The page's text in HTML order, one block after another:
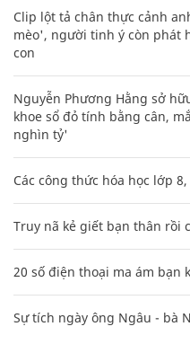
Clip lột tả chân thực cảnh
mèo', người tinh ý còn phát
con
Nguyễn Phương Hằng sở
khoe sổ đỏ tính bằng cân,
nghìn tỷ'
Các công thức hóa học lớp
Truy nã kẻ giết bạn thân rồi
20 số điện thoại ma ám bạn
Sự tích ngày ông Ngâu - bà